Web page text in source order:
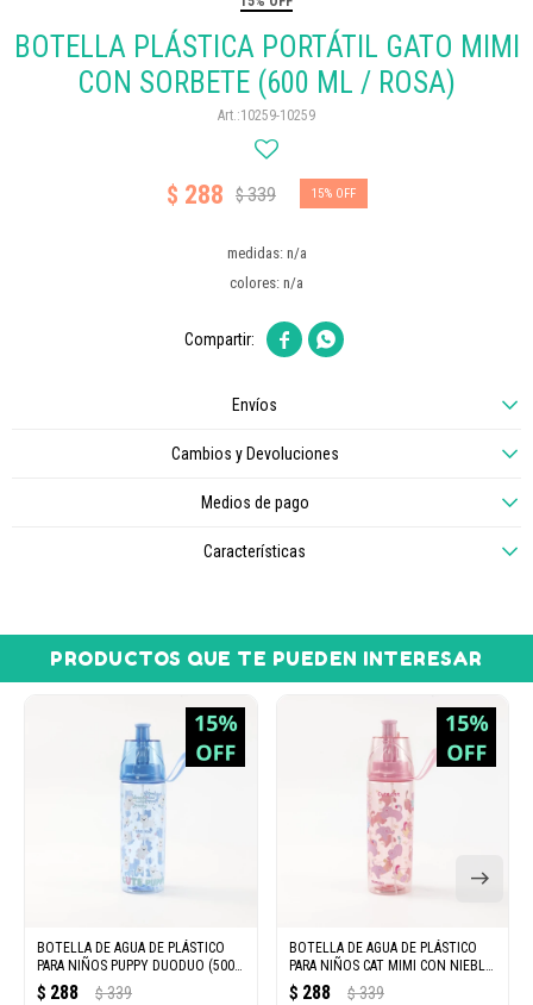
BOTELLA PLÁSTICA PORTÁTIL GATO MIMI
CON SORBETE (600 ML / ROSA)
10259-10259
$ 288 $339 15
medidas: n/a
colores: n/a
 
Envíos
Cambios y Devoluciones
Medios de pago
Características
PRODUCTOS QUE TE PUEDEN INTERESAR
BOTELLA DE AGUA DE PLÁSTICO
PARA NIÑOS PUPPY DUODUO (500
ML – AZUL)
$ 288 $ 339
BOTELLA DE AGUA DE PLÁSTICO
PARA NIÑOS CAT MIMI CON NIEBLA
(500 ML – ROSA)
$ 288 $ 339